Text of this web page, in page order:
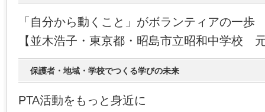
「自分から動くこと」がボランティアの一歩
【並木浩子・東京都・昭島市立昭和中学校
保護者・地域・学校でつくる学びの未来
PTA活動をもっと身近に